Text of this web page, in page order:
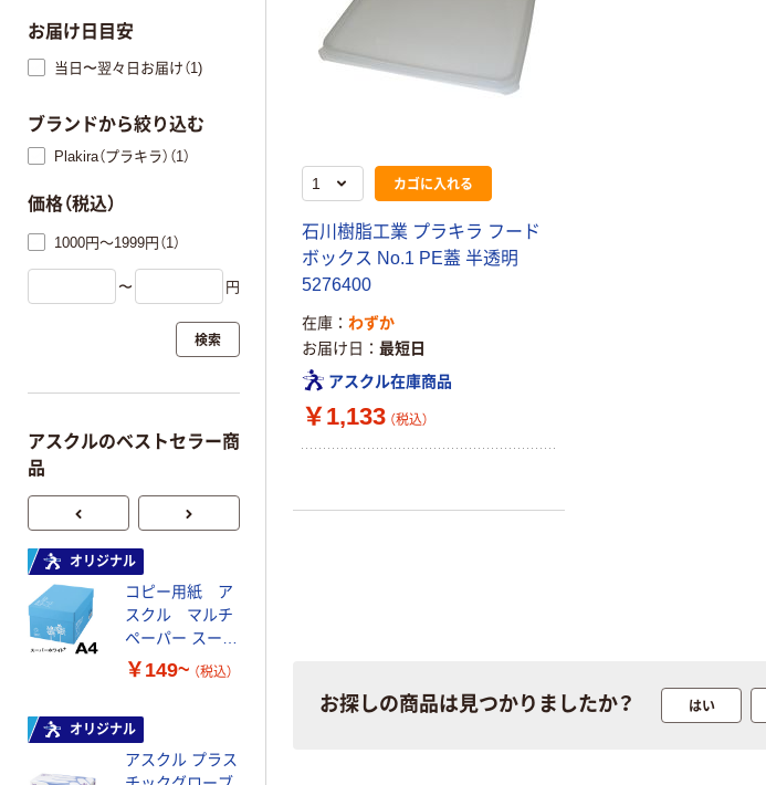
カゴに入れる
石川樹脂工業 プラキラ フード
ボックス No.1 PE蓋 半透明
5276400
在庫
わずか
お届け日
最短日
アスクル在庫商品
￥1,133 （税込）
お探しの商品は見つかりましたか？ はい
お届け日目安
当日〜翌々日お届け（1)
ブランドから絞り込む
Plakira（プラキラ）（1）
価格（税込）
1000円～1999円（1）
〜 円
検索
アスクルのベストセラー商
品
オリジナル
コピー用紙 ア
スクル マルチ
ペーパー スーパ
ーホワイト+
￥149~ （税込）
オリジナル
アスクル プラス